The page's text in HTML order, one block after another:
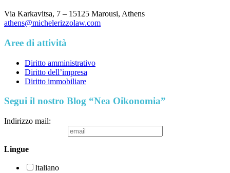
Via Karkavitsa, 7 – 15125 Marousi, Athens
athens@michelerizzolaw.com
Aree di attività
Diritto amministrativo
Diritto dell’impresa
Diritto immobiliare
Segui il nostro Blog “Nea Oikonomia”
Indirizzo mail:
Lingue
Italiano